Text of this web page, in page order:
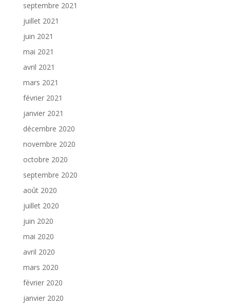
septembre 2021
juillet 2021
juin 2021
mai 2021
avril 2021
mars 2021
février 2021
janvier 2021
décembre 2020
novembre 2020
octobre 2020
septembre 2020
août 2020
juillet 2020
juin 2020
mai 2020
avril 2020
mars 2020
février 2020
janvier 2020